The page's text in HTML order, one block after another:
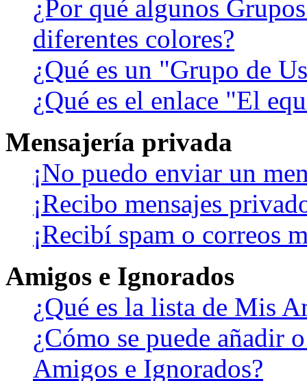
¿Por qué algunos
diferentes colores?
¿Qué es un "Grupo de
¿Qué es el enlace "El
Mensajería privada
¡No puedo enviar un
¡Recibo mensajes
¡Recibí spam o correos
Amigos e Ignorados
¿Qué es la lista de Mis
¿Cómo se puede añadir
Amigos e Ignorados?